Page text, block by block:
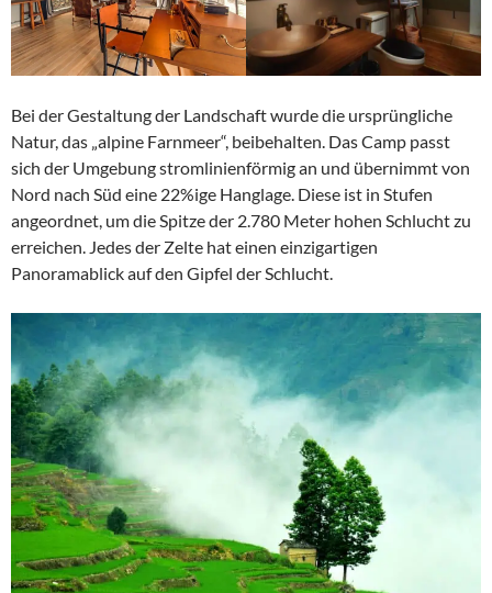
Bei der Gestaltung der Landschaft wurde die ursprüngliche
Natur, das „alpine Farnmeer“, beibehalten. Das Camp passt
sich der Umgebung stromlinienförmig an und übernimmt von
Nord nach Süd eine 22%ige Hanglage. Diese ist in Stufen
angeordnet, um die Spitze der 2.780 Meter hohen Schlucht zu
erreichen. Jedes der Zelte hat einen einzigartigen
Panoramablick auf den Gipfel der Schlucht.